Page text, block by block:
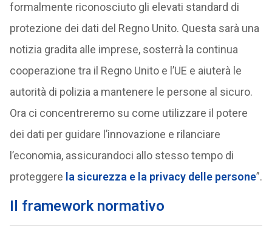
formalmente riconosciuto gli elevati standard di
protezione dei dati del Regno Unito. Questa sarà una
notizia gradita alle imprese, sosterrà la continua
cooperazione tra il Regno Unito e l’UE e aiuterà le
autorità di polizia a mantenere le persone al sicuro.
Ora ci concentreremo su come utilizzare il potere
dei dati per guidare l’innovazione e rilanciare
l’economia, assicurandoci allo stesso tempo di
proteggere la sicurezza e la privacy delle persone”.
Il framework normativo